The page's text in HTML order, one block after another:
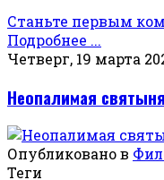
Станьте первым
Подробнее ...
Четверг, 19 марта
Неопалимая
Опубликовано в
Теги